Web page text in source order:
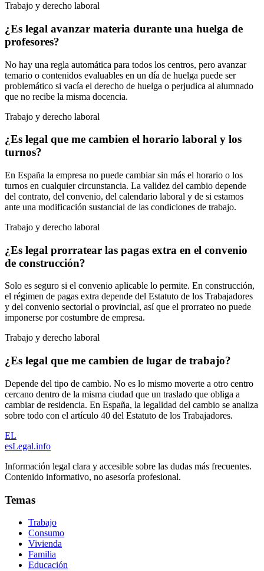
Trabajo y derecho laboral
¿Es legal avanzar materia durante una huelga de
profesores?
No hay una regla automática para todos los centros, pero avanzar
temario o contenidos evaluables en un día de huelga puede ser
problemático si vacía el derecho de huelga o perjudica al alumnado
que no recibe la misma docencia.
Trabajo y derecho laboral
¿Es legal que me cambien el horario laboral y los
turnos?
En España la empresa no puede cambiar sin más el horario o los
turnos en cualquier circunstancia. La validez del cambio depende
del contrato, del convenio, del calendario laboral y de si estamos
ante una modificación sustancial de las condiciones de trabajo.
Trabajo y derecho laboral
¿Es legal prorratear las pagas extra en el convenio
de construcción?
Solo es seguro si el convenio aplicable lo permite. En construcción,
el régimen de pagas extra depende del Estatuto de los Trabajadores
y del convenio sectorial o provincial, así que el prorrateo no puede
imponerse por costumbre de empresa.
Trabajo y derecho laboral
¿Es legal que me cambien de lugar de trabajo?
Depende del tipo de cambio. No es lo mismo moverte a otro centro
cercano dentro de la misma ciudad que un traslado que obliga a
cambiar de residencia. En España, la legalidad del cambio se analiza
sobre todo con el artículo 40 del Estatuto de los Trabajadores.
EL
esLegal.info
Información legal clara y accesible sobre las dudas más frecuentes.
Contenido informativo, no asesoría profesional.
Temas
Trabajo
Consumo
Vivienda
Familia
Educación